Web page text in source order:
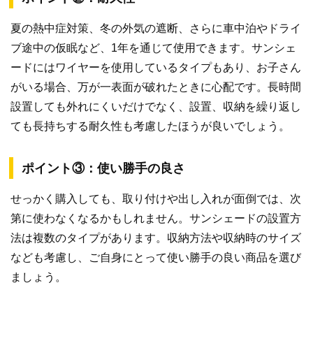
夏の熱中症対策、冬の外気の遮断、さらに車中泊やドライ
ブ途中の仮眠など、1年を通じて使用できます。サンシェ
ードにはワイヤーを使用しているタイプもあり、お子さん
がいる場合、万が一表面が破れたときに心配です。長時間
設置しても外れにくいだけでなく、設置、収納を繰り返し
ても長持ちする耐久性も考慮したほうが良いでしょう。
ポイント③：使い勝手の良さ
せっかく購入しても、取り付けや出し入れが面倒では、次
第に使わなくなるかもしれません。サンシェードの設置方
法は複数のタイプがあります。収納方法や収納時のサイズ
なども考慮し、ご自身にとって使い勝手の良い商品を選び
ましょう。